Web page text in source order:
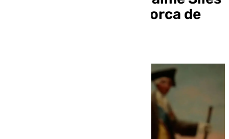
gana el XXII Premio Lorca de